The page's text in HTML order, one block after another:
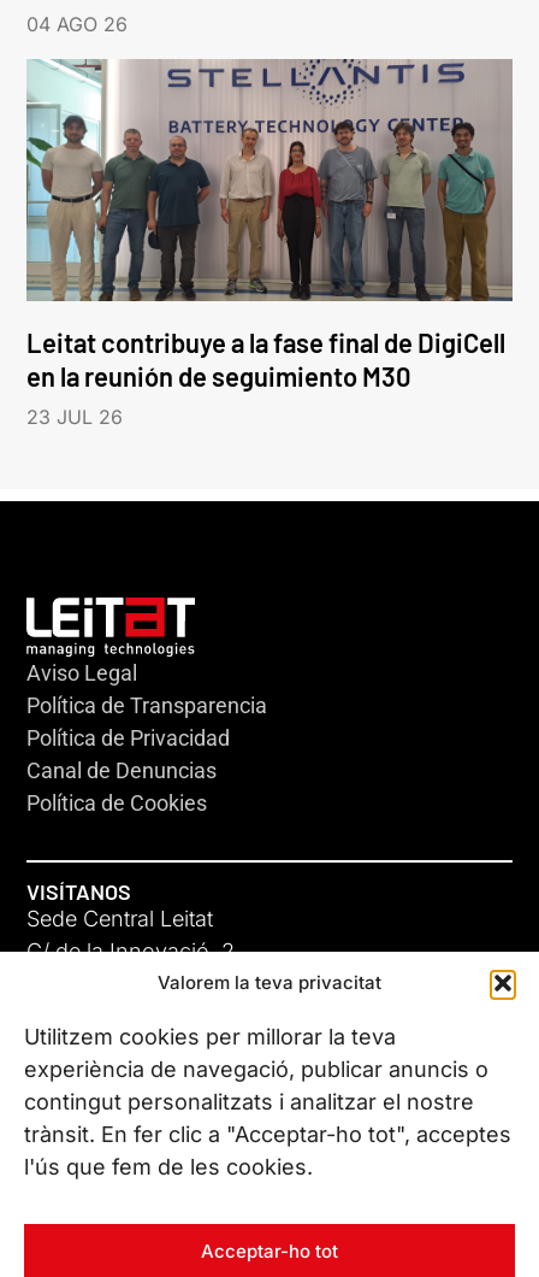
Valorem la teva privacitat
Utilitzem cookies per millorar la teva
experiència de navegació, publicar anuncis o
contingut personalitzats i analitzar el nostre
trànsit. En fer clic a "Acceptar-ho tot", acceptes
l'ús que fem de les cookies.
Acceptar-ho tot
04 AGO 26
Leitat contribuye a la fase final de DigiCell
en la reunión de seguimiento M30
23 JUL 26
Aviso Legal
Política de Transparencia
Política de Privacidad
Canal de Denuncias
Política de Cookies
VISÍTANOS
Sede Central Leitat
C/ de la Innovació, 2
08225 Terrassa, (Barcelona)
Conoce todas nuestras sedes
CONTÁCTANOS
Tel. (+34) 937 882 300